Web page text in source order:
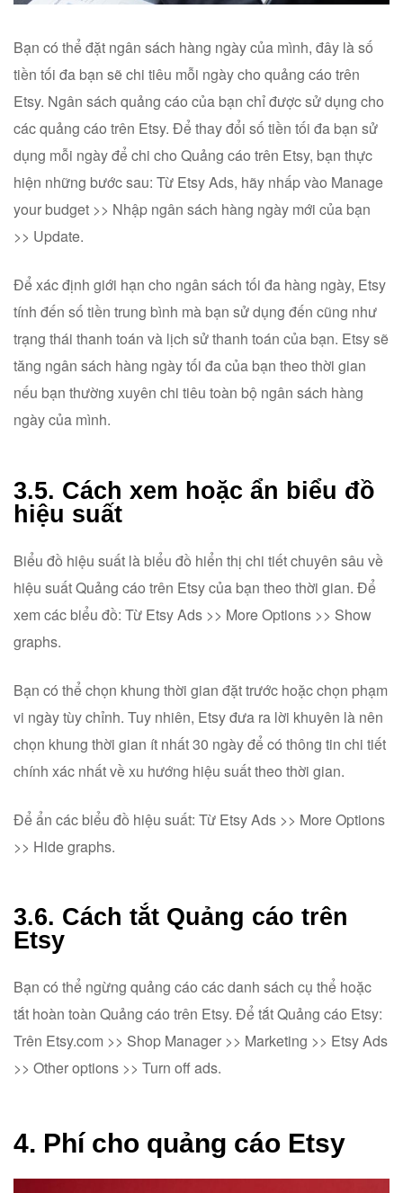
Bạn có thể đặt ngân sách hàng ngày của mình, đây là số
tiền tối đa bạn sẽ chi tiêu mỗi ngày cho quảng cáo trên
Etsy. Ngân sách quảng cáo của bạn chỉ được sử dụng cho
các quảng cáo trên Etsy. Để thay đổi số tiền tối đa bạn sử
dụng mỗi ngày để chi cho Quảng cáo trên Etsy, bạn thực
hiện những bước sau: Từ Etsy Ads, hãy nhấp vào Manage
your budget >> Nhập ngân sách hàng ngày mới của bạn
>> Update.
Để xác định giới hạn cho ngân sách tối đa hàng ngày, Etsy
tính đến số tiền trung bình mà bạn sử dụng đến cũng như
trạng thái thanh toán và lịch sử thanh toán của bạn. Etsy sẽ
tăng ngân sách hàng ngày tối đa của bạn theo thời gian
nếu bạn thường xuyên chi tiêu toàn bộ ngân sách hàng
ngày của mình.
3.5. Cách xem hoặc ẩn biểu đồ
hiệu suất
Biểu đồ hiệu suất là biểu đồ hiển thị chi tiết chuyên sâu về
hiệu suất Quảng cáo trên Etsy của bạn theo thời gian. Để
xem các biểu đồ: Từ Etsy Ads >> More Options >> Show
graphs.
Bạn có thể chọn khung thời gian đặt trước hoặc chọn phạm
vi ngày tùy chỉnh. Tuy nhiên, Etsy đưa ra lời khuyên là nên
chọn khung thời gian ít nhất 30 ngày để có thông tin chi tiết
chính xác nhất về xu hướng hiệu suất theo thời gian.
Để ẩn các biểu đồ hiệu suất: Từ Etsy Ads >> More Options
>> Hide graphs.
3.6. Cách tắt Quảng cáo trên
Etsy
Bạn có thể ngừng quảng cáo các danh sách cụ thể hoặc
tắt hoàn toàn Quảng cáo trên Etsy. Để tắt Quảng cáo Etsy:
Trên Etsy.com >> Shop Manager >> Marketing >> Etsy Ads
>> Other options >> Turn off ads.
4. Phí cho quảng cáo Etsy